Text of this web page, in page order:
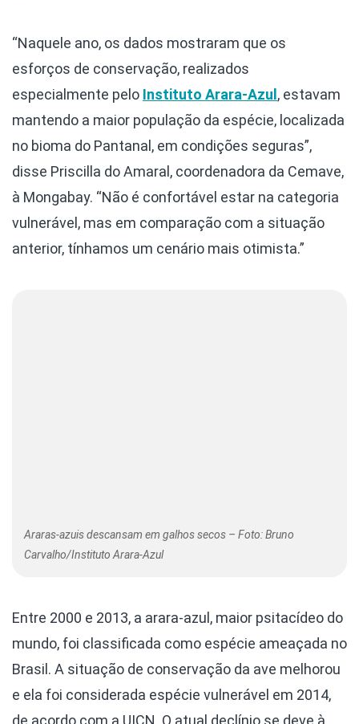
“Naquele ano, os dados mostraram que os
esforços de conservação, realizados
especialmente pelo Instituto Arara-Azul, estavam
mantendo a maior população da espécie, localizada
no bioma do Pantanal, em condições seguras”,
disse Priscilla do Amaral, coordenadora da Cemave,
à Mongabay. “Não é confortável estar na categoria
vulnerável, mas em comparação com a situação
anterior, tínhamos um cenário mais otimista.”
Araras-azuis descansam em galhos secos – Foto: Bruno
Carvalho/Instituto Arara-Azul
Entre 2000 e 2013, a arara-azul, maior psitacídeo do
mundo, foi classificada como espécie ameaçada no
Brasil. A situação de conservação da ave melhorou
e ela foi considerada espécie vulnerável em 2014,
de acordo com a UICN. O atual declínio se deve à